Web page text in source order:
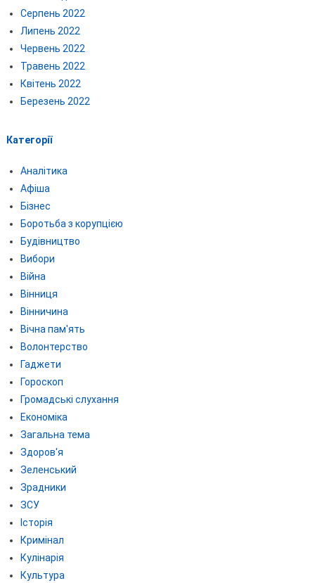
Серпень 2022
Липень 2022
Червень 2022
Травень 2022
Квітень 2022
Березень 2022
Категорії
Аналітика
Афіша
Бізнес
Боротьба з корупцією
Будівництво
Вибори
Війна
Вінниця
Вінничина
Вічна пам'ять
Волонтерство
Гаджети
Гороскоп
Громадські слухання
Економіка
Загальна тема
Здоров'я
Зеленський
Зрадники
ЗСУ
Історія
Кримінал
Кулінарія
Культура